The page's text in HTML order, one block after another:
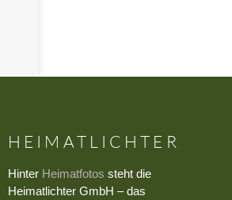
HEIMATLICHTER
Hinter Heimatfotos steht die
Heimatlichter GmbH – das